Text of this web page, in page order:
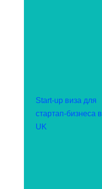
Start-up виза для
стартап-бизнеса в
UK